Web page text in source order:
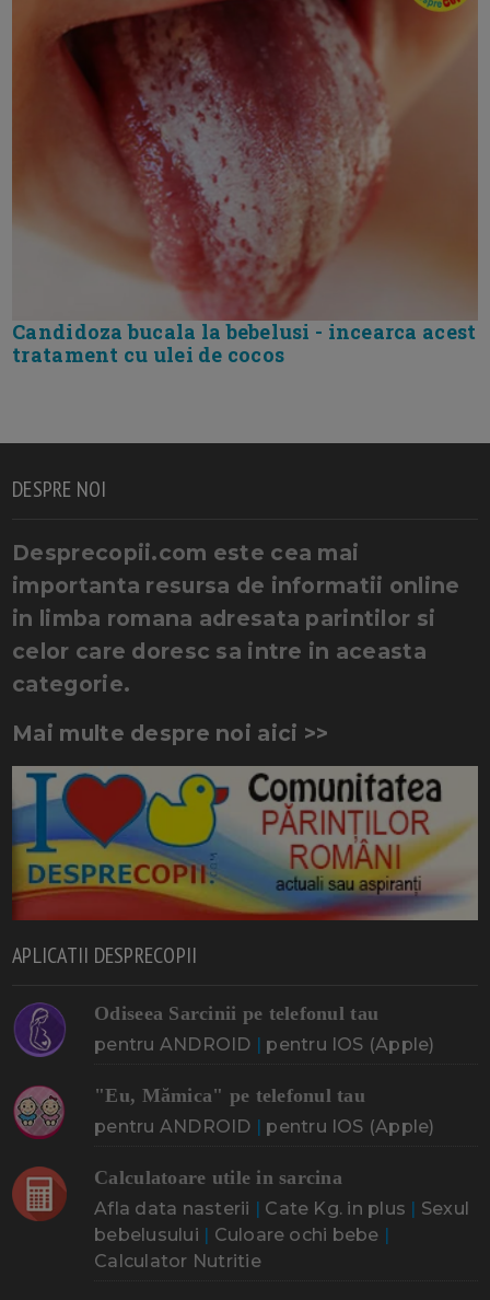
Candidoza bucala la bebelusi - incearca acest
tratament cu ulei de cocos
DESPRE NOI
Desprecopii.com este cea mai
importanta resursa de informatii online
in limba romana adresata parintilor si
celor care doresc sa intre in aceasta
categorie.
Mai multe despre noi aici >>
APLICATII DESPRECOPII
Odiseea Sarcinii pe telefonul tau
pentru ANDROID | pentru IOS (Apple)
"Eu, Mămica" pe telefonul tau
pentru ANDROID | pentru IOS (Apple)
Calculatoare utile in sarcina
Afla data nasterii | Cate Kg. in plus | Sexul
bebelusului | Culoare ochi bebe |
Calculator Nutritie